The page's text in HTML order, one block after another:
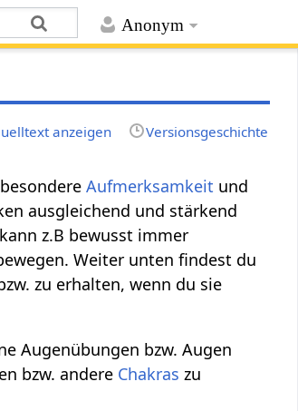
Anonym
anzeigen Versionsgeschichte
Aufmerksamkeit und
ausgleichend und stärkend
z.B bewusst immer
Weiter unten findest du
zu erhalten, wenn du sie
Augenübungen bzw. Augen
bzw. andere Chakras zu